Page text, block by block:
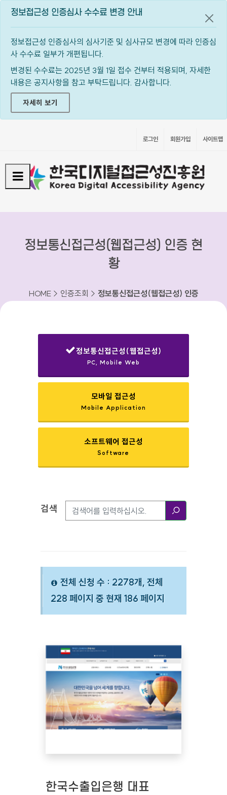
정보접근성 인증심사 수수료 변경 안내
정보접근성 인증심사의 심사기준 및 심사규모 변경에 따라 인증심
사 수수료 일부가 개편됩니다.
변경된 수수료는 2025년 3월 1일 접수 건부터 적용되며, 자세한
내용은 공지사항을 참고 부탁드립니다. 감사합니다.
자세히 보기
공지
로그인 회원가입 사이트맵
정보통신접근성(웹접근성) 인증 현
황
HOME > 인증조회 > 정보통신접근성(웹접근성) 인증
정보통신접근성(웹접근성)
PC, Mobile Web
모바일 접근성
Mobile Application
소프트웨어 접근성
Software
검색옵션
검색
전체 신청 수 : 2278개, 전체
228 페이지 중 현재 186 페이지
한국수출입은행 대표